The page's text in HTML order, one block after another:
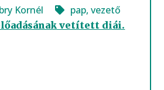
Kornél pap,vezető
vetített diái.